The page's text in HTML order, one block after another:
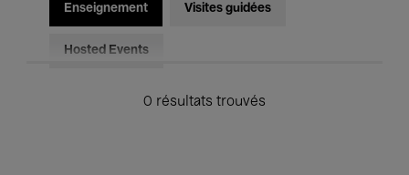
Enseignement Visites guidées
Hosted Events
0 résultats trouvés